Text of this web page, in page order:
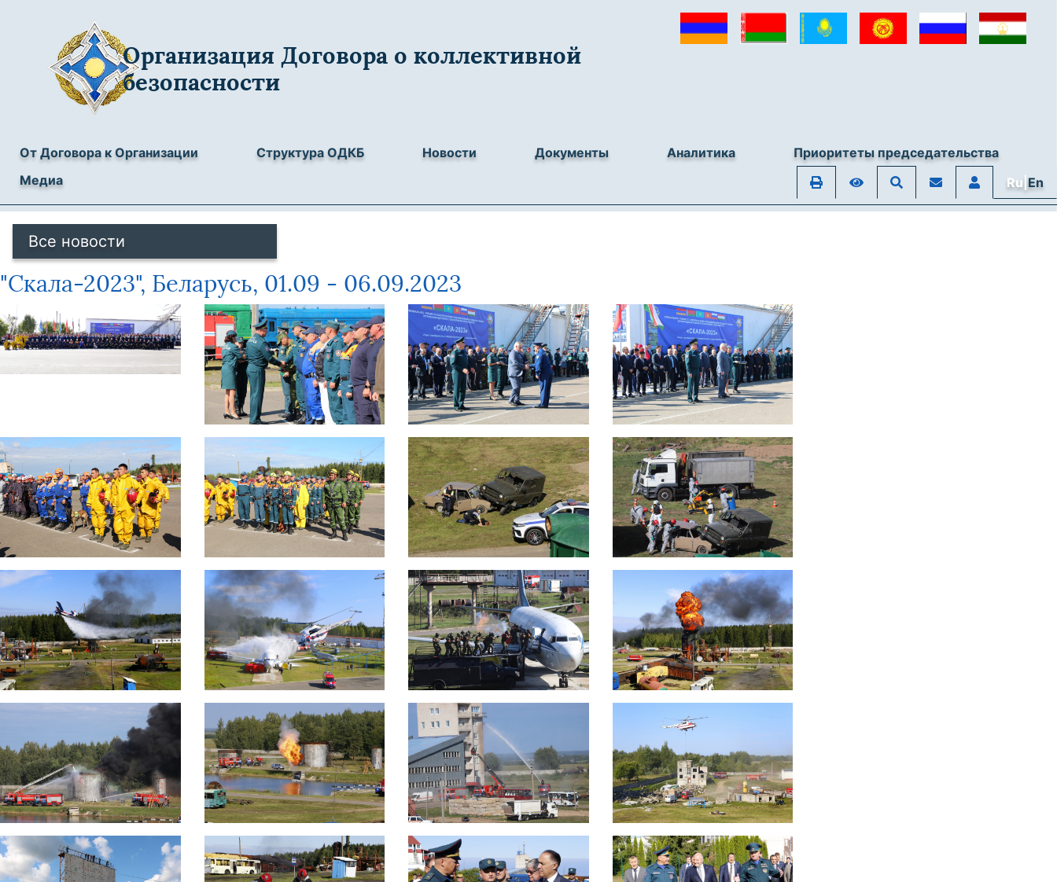
Организация Договора о коллективной
безопасности
От Договора к Организации Структура ОДКБ Новости Документы Аналитика
Приоритеты председательства
Медиа
Ru|En
Все новости
"Скала-2023", Беларусь, 01.09 - 06.09.2023